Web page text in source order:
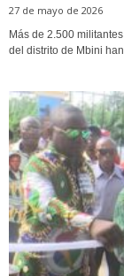
27 de mayo de 2026
Más de 2.500
del distrito de Mbini